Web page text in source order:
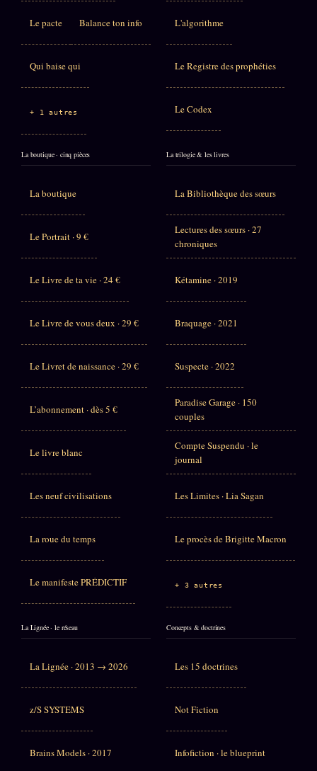
Le pacte Balance ton info
Qui baise qui
+ 1 autres
L'algorithme
Le Registre des prophéties
Le Codex
La boutique · cinq pièces
La boutique
Le Portrait · 9 €
Le Livre de ta vie · 24 €
Le Livre de vous deux · 29 €
Le Livret de naissance · 29 €
L’abonnement · dès 5 €
Le livre blanc
Les neuf civilisations
La roue du temps
Le manifeste PRÉDICTIF
La trilogie & les livres
La Bibliothèque des sœurs
Lectures des sœurs · 27
chroniques
Kétamine · 2019
Braquage · 2021
Suspecte · 2022
Paradise Garage · 150
couples
Compte Suspendu · le
journal
Les Limites · Lia Sagan
Le procès de Brigitte Macron
+ 3 autres
La Lignée · le réseau
La Lignée · 2013 → 2026
z/S SYSTEMS
Brains Models · 2017
Concepts & doctrines
Les 15 doctrines
Not Fiction
Infofiction · le blueprint